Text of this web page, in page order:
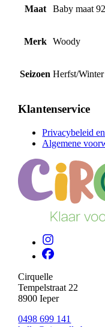
Maat Baby maat 92
Merk Woody
Seizoen Herfst/Winter
Klantenservice
Privacybeleid
Algemene
Cirquelle
Tempelstraat 22
8900 Ieper
0498 699 141